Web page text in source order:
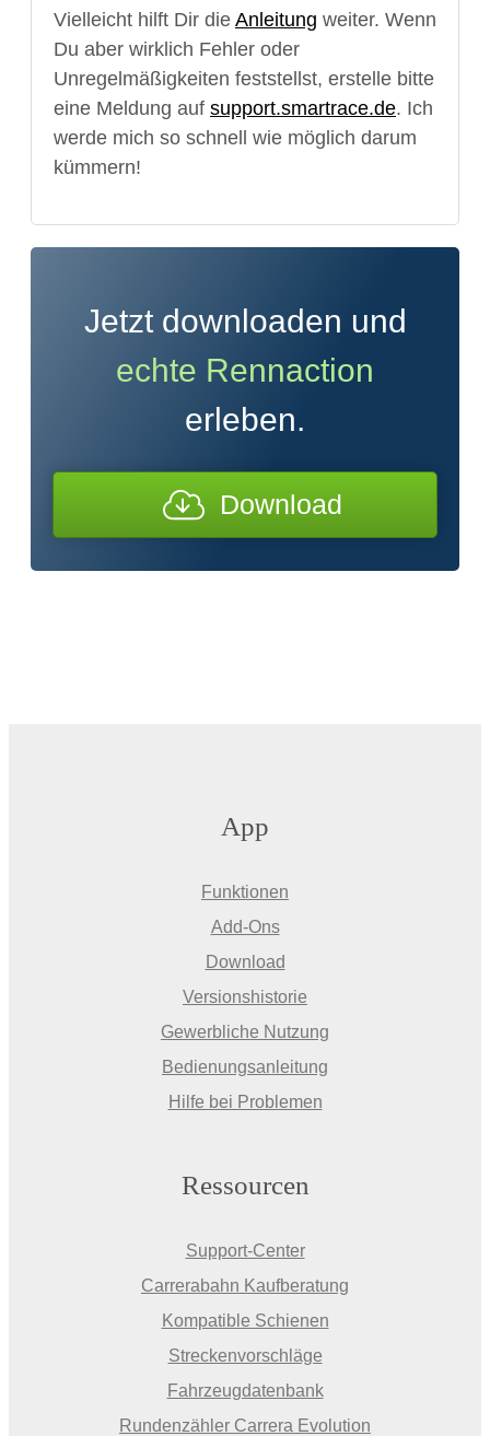
Vielleicht hilft Dir die Anleitung weiter. Wenn
Du aber wirklich Fehler oder
Unregelmäßigkeiten feststellst, erstelle bitte
eine Meldung auf support.smartrace.de. Ich
werde mich so schnell wie möglich darum
kümmern!
Jetzt downloaden und
echte Rennaction
erleben.
Download
App
Funktionen
Add-Ons
Download
Versionshistorie
Gewerbliche Nutzung
Bedienungsanleitung
Hilfe bei Problemen
Ressourcen
Support-Center
Carrerabahn Kaufberatung
Kompatible Schienen
Streckenvorschläge
Fahrzeugdatenbank
Rundenzähler Carrera Evolution